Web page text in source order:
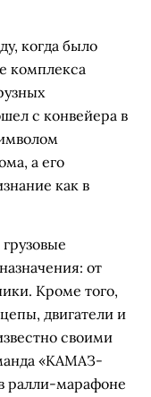
когда было
комплекса
с конвейера в
а его
как в
от
Кроме того,
двигатели и
своими
«КАМАЗ-
ралли-марафоне